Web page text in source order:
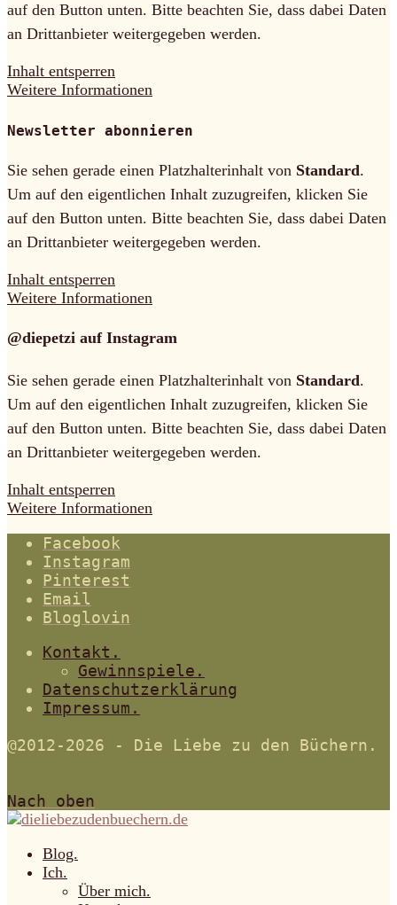
auf den Button unten. Bitte beachten Sie, dass dabei Daten
an Drittanbieter weitergegeben werden.
Inhalt entsperren
Weitere Informationen
Newsletter abonnieren
Sie sehen gerade einen Platzhalterinhalt von Standard.
Um auf den eigentlichen Inhalt zuzugreifen, klicken Sie
auf den Button unten. Bitte beachten Sie, dass dabei Daten
an Drittanbieter weitergegeben werden.
Inhalt entsperren
Weitere Informationen
@diepetzi auf Instagram
Sie sehen gerade einen Platzhalterinhalt von Standard.
Um auf den eigentlichen Inhalt zuzugreifen, klicken Sie
auf den Button unten. Bitte beachten Sie, dass dabei Daten
an Drittanbieter weitergegeben werden.
Inhalt entsperren
Weitere Informationen
Facebook
Instagram
Pinterest
Email
Bloglovin
Kontakt.
Gewinnspiele.
Datenschutzerklärung
Impressum.
@2012-2026 - Die Liebe zu den Büchern.
Nach oben
Blog.
Ich.
Über mich.